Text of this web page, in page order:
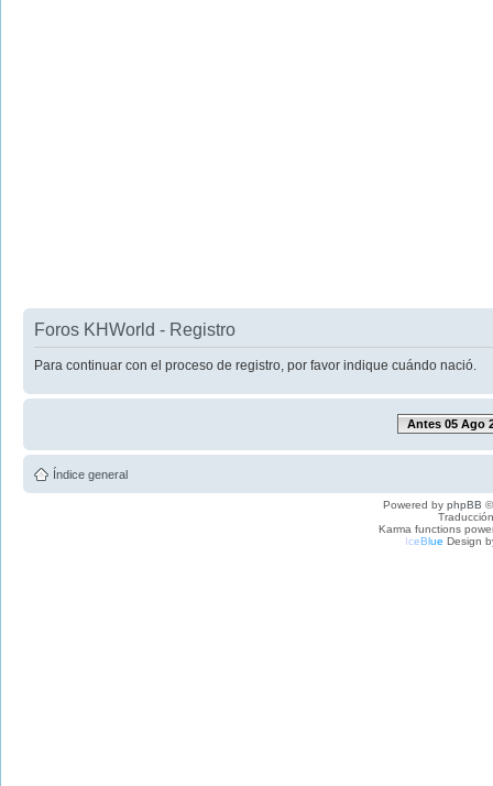
Foros KHWorld - Registro
Para continuar con el proceso de registro, por favor indique cuándo nació.
Antes 05 Ago
Índice general
Powered by phpBB
Karma functions
IceBlue Design